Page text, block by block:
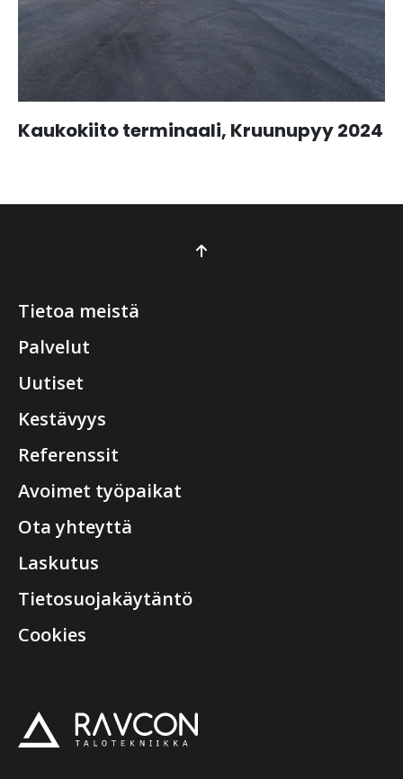
Kaukokiito terminaali, Kruunupyy 2024
Tietoa meistä
Palvelut
Uutiset
Kestävyys
Referenssit
Avoimet työpaikat
Ota yhteyttä
Laskutus
Tietosuojakäytäntö
Cookies